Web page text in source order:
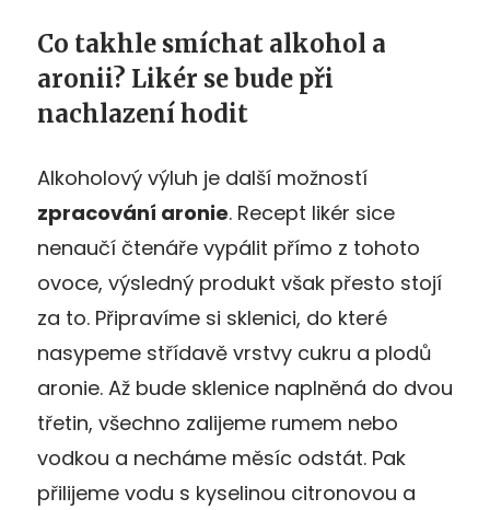
Co takhle smíchat alkohol a
aronii? Likér se bude při
nachlazení hodit
Alkoholový výluh je další možností
zpracování aronie. Recept likér sice
nenaučí čtenáře vypálit přímo z tohoto
ovoce, výsledný produkt však přesto stojí
za to. Připravíme si sklenici, do které
nasypeme střídavě vrstvy cukru a plodů
aronie. Až bude sklenice naplněná do dvou
třetin, všechno zalijeme rumem nebo
vodkou a necháme měsíc odstát. Pak
přilijeme vodu s kyselinou citronovou a